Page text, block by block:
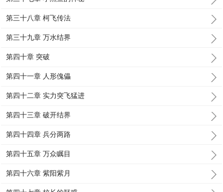
第三十八章 柯飞传法
第三十九章 万水结界
第四十章 突破
第四十一章 人形傀儡
第四十二章 实力突飞猛进
第四十三章 破开结界
第四十四章 兵分两路
第四十五章 万众瞩目
第四十六章 紫阳紫月